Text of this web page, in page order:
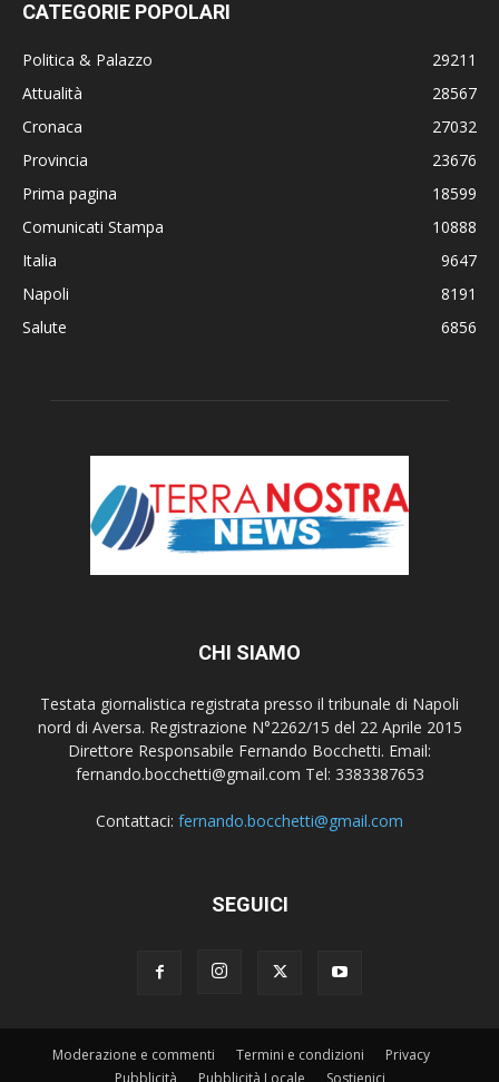
CATEGORIE POPOLARI
Politica & Palazzo
29211
Attualità
28567
Cronaca
27032
Provincia
23676
Prima pagina
18599
Comunicati Stampa
10888
Italia
9647
Napoli
8191
Salute
6856
CHI SIAMO
Testata giornalistica registrata presso il tribunale di Napoli
nord di Aversa. Registrazione N°2262/15 del 22 Aprile 2015
Direttore Responsabile Fernando Bocchetti. Email:
fernando.bocchetti@gmail.com Tel: 3383387653
Contattaci: fernando.bocchetti@gmail.com
SEGUICI
Moderazione e commenti Termini e condizioni
Privacy
Pubblicità
Pubblicità Locale Sostienici